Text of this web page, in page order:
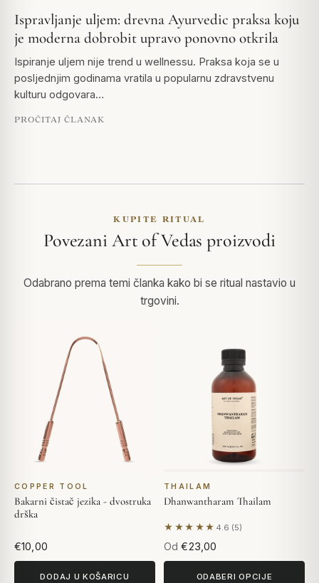
Ispravljanje uljem: drevna Ayurvedic praksa koju
je moderna dobrobit upravo ponovno otkrila
Ispiranje uljem nije trend u wellnessu. Praksa koja se u
posljednjim godinama vratila u popularnu zdravstvenu
kulturu odgovara…
PROČITAJ ČLANAK
KUPITE RITUAL
Povezani Art of Vedas proizvodi
Odabrano prema temi članka kako bi se ritual nastavio u
trgovini.
COPPER TOOL
Bakarni čistač jezika - dvostruka
drška
€10,00
DODAJ U KOŠARICU
THAILAM
Dhanwantharam Thailam
★★★★★ 4.6 (5)
Na temelju 5 recenzija
Od €23,00
ODABERI OPCIJE